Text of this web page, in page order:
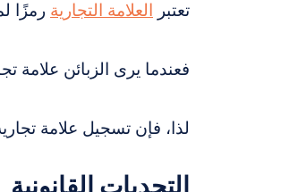
تعتبر العلامة التجارية رمزًا
فعندما يرى الزبائن علامة
لذا، فإن تسجيل علامة